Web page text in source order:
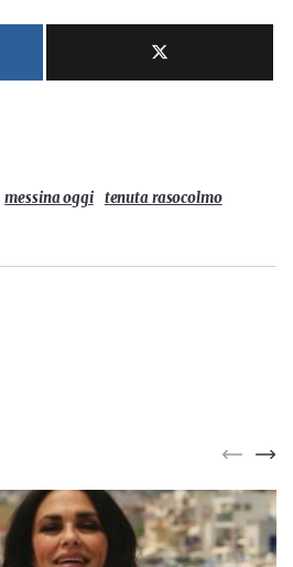
messina oggi
tenuta rasocolmo